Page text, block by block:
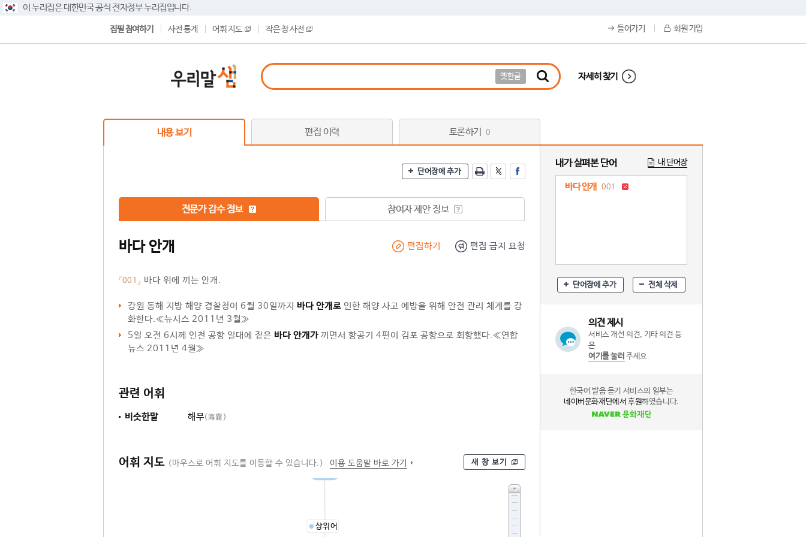
이 누리집은 대한민국 공식 전자정부 누리집입니다.
집필 참여하기 사전 통계 어휘 지도 작은 창 사전 들어가기 회원 가입
옛한글 자세히 찾기
내용 보기 편집 이력 토론하기 0
단어장에 추가
전문가 감수 정보 참여자 제안 정보
바다 안개 편집하기 편집 금지 요청
「001」 바다 위에 끼는 안개.
강원 동해 지방 해양 경찰청이 6월 30일까지 바다 안개로 인한 해양 사고 예방을 위해 안전 관리 체계를 강
화한다.≪뉴시스 2011년 3월≫
5일 오전 6시께 인천 공항 일대에 짙은 바다 안개가 끼면서 항공기 4편이 김포 공항으로 회항했다.≪연합
뉴스 2011년 4월≫
관련 어휘
비슷한말 해무(海霧)
어휘 지도 (마우스로 어휘 지도를 이동할 수 있습니다.) 이용 도움말 바로 가기 새 창 보기
상위어
내가 살펴본 단어 내 단어장
바다 안개 001
단어장에 추가 전체 삭제
의견 제시
서비스 개선 의견, 기타 의견 등
은
여기를 눌러 주세요.
한국어 발음 듣기 서비스의 일부는
네이버문화재단에서 후원하였습니다.